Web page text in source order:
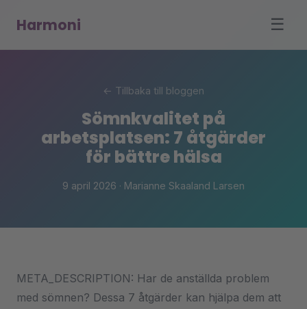
Harmoni ☰
← Tillbaka till bloggen
Sömnkvalitet på
arbetsplatsen: 7 åtgärder
för bättre hälsa
9 april 2026 · Marianne Skaaland Larsen
META_DESCRIPTION: Har de anställda problem
med sömnen? Dessa 7 åtgärder kan hjälpa dem att